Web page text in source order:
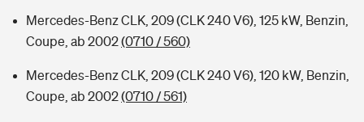
Mercedes-Benz CLK, 209 (CLK 240 V6), 125 kW, Benzin,
Coupe, ab 2002(0710 / 560)
Mercedes-Benz CLK, 209 (CLK 240 V6), 120 kW, Benzin,
Coupe, ab 2002(0710 / 561)